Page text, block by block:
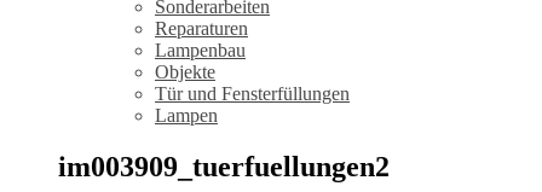
Sonderarbeiten
Reparaturen
Lampenbau
Objekte
Tür und Fensterfüllungen
Lampen
im003909_tuerfuellungen2